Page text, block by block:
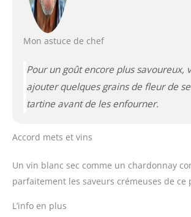
Mon astuce de chef
Pour un goût encore plus savoureux,
ajouter quelques grains de fleur de
tartine avant de les enfourner.
Accord mets et vins
Un vin blanc sec comme un chardonnay
parfaitement les saveurs crémeuses de ce
L’info en plus